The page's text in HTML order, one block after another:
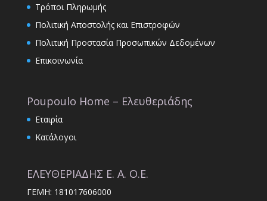
Τρόποι Πληρωμής
Πολιτική Αποστολής και Επιστροφών
Πολιτική Προστασία Προσωπικών Δεδομένων
Επικοινωνία
Poupoulo Home – Ελευθεριάδης
Εταιρία
Κατάλογοι
ΕΛΕΥΘΕΡΙΑΔΗΣ Ε. Α. Ο.Ε.
ΓΕΜΗ: 181017606000